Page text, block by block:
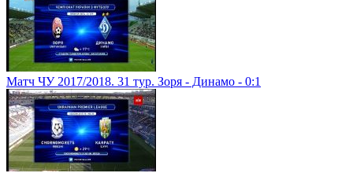
Матч ЧУ 2017/2018. 31 тур. Зоря - Динамо - 0:1